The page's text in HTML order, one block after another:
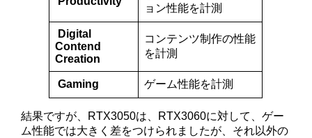
ョン性能を計測
Digital
Contend
Creation
コンテンツ制作の性能
を計測
Gaming ゲーム性能を計測
結果ですが、RTX3050は、RTX3060に対して、ゲー
ム性能では大きく差をつけられましたが、それ以外の